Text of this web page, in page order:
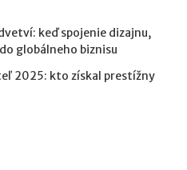
keď spojenie dizajnu,
globálneho biznisu
2025: kto získal prestížny